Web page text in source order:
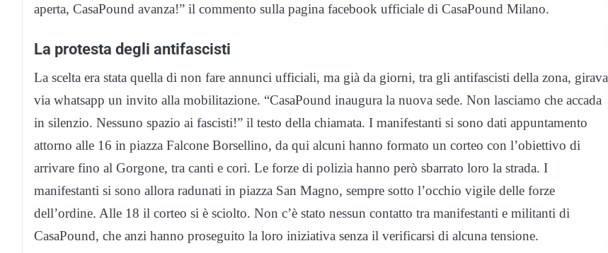
aperta, CasaPound avanza!” il commento sulla pagina facebook ufficiale di CasaPound Milano.
La protesta degli antifascisti
La scelta era stata quella di non fare annunci ufficiali, ma già da giorni, tra gli antifascisti della zona, girava
via whatsapp un invito alla mobilitazione. “CasaPound inaugura la nuova sede. Non lasciamo che accada
in silenzio. Nessuno spazio ai fascisti!” il testo della chiamata. I manifestanti si sono dati appuntamento
attorno alle 16 in piazza Falcone Borsellino, da qui alcuni hanno formato un corteo con l’obiettivo di
arrivare fino al Gorgone, tra canti e cori. Le forze di polizia hanno però sbarrato loro la strada. I
manifestanti si sono allora radunati in piazza San Magno, sempre sotto l’occhio vigile delle forze
dell’ordine. Alle 18 il corteo si è sciolto. Non c’è stato nessun contatto tra manifestanti e militanti di
CasaPound, che anzi hanno proseguito la loro iniziativa senza il verificarsi di alcuna tensione.